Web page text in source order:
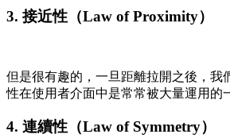
3. 接近性（Law of Proximity）
但是很有趣的，一旦距離拉開之後，我
性在使用者介面中是常常被大量運用的
4. 連續性（Law of Symmetry）